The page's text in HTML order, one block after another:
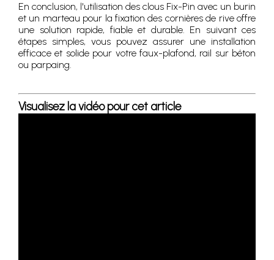
En conclusion, l'utilisation des clous Fix-Pin avec un burin
et un marteau pour la fixation des cornières de rive offre
une solution rapide, fiable et durable. En suivant ces
étapes simples, vous pouvez assurer une installation
efficace et solide pour votre faux-plafond, rail sur béton
ou parpaing.
Visualisez la vidéo pour cet article